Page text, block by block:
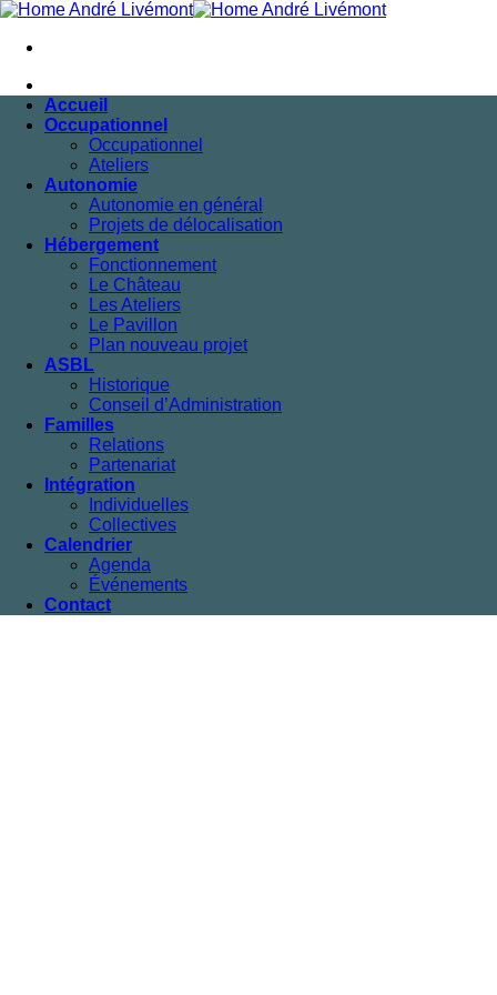
Passer
contenu
Accueil
Occupationnel
Occupationnel
Ateliers
Autonomie
Autonomie en général
Projets de délocalisation
Hébergement
Fonctionnement
Le Château
Les Ateliers
Le Pavillon
Plan nouveau projet
ASBL
Historique
Conseil d’Administration
Familles
Relations
Partenariat
Intégration
Individuelles
Collectives
Calendrier
Agenda
Événements
Contact